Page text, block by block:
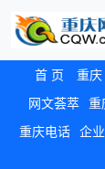
首 页 重庆
网文荟萃 重
重庆电话 企